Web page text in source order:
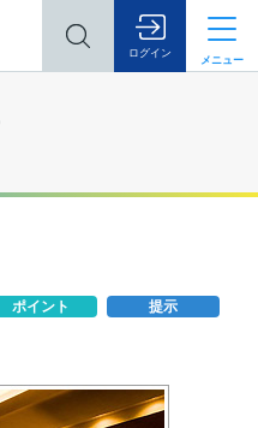
ログイン
メニュー
ポイント
提示